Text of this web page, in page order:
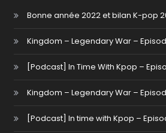
Bonne année 2022 et bilan K-pop
Kingdom – Legendary War –
[Podcast] In Time With Kpop –
Kingdom – Legendary War –
[Podcast] In time with Kpop –